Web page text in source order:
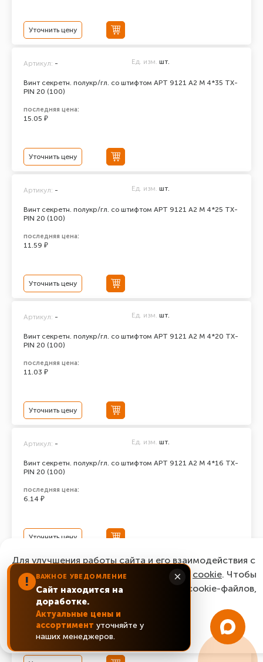
Уточнить цену
Винт секретн. полукр/гл. со штифтом АРТ 9121 А2 M 4*35 TX-
PIN 20 (100)
Артикул: - Ед. изм. шт.
последняя цена:
15.05 ₽
Уточнить цену
Винт секретн. полукр/гл. со штифтом АРТ 9121 А2 M 4*25 TX-
PIN 20 (100)
Артикул: - Ед. изм. шт.
последняя цена:
11.59 ₽
Уточнить цену
Винт секретн. полукр/гл. со штифтом АРТ 9121 А2 M 4*20 TX-
PIN 20 (100)
Артикул: - Ед. изм. шт.
последняя цена:
11.03 ₽
Уточнить цену
Винт секретн. полукр/гл. со штифтом АРТ 9121 А2 M 4*16 TX-
PIN 20 (100)
Артикул: - Ед. изм. шт.
последняя цена:
6.14 ₽
Уточнить цену
Винт секретн. полукр/гл. со штифтом АРТ 9121 А2 M 4*12 TX-
PIN 20 (100)
последняя цена:
9.56 ₽
! ВАЖНОЕ УВЕДОМЛЕНИЕ
Сайт находится на
доработке.
Актуальные цены и
ассортимент уточняйте у
наших менеджеров.
×
Для улучшения работы сайта и его взаимодействия с
пользователями мы используем файлы cookie. Чтобы
согласиться с нашим использованием cookie-файлов,
нажмите “Ок, понятно!”
ОК, понятно!